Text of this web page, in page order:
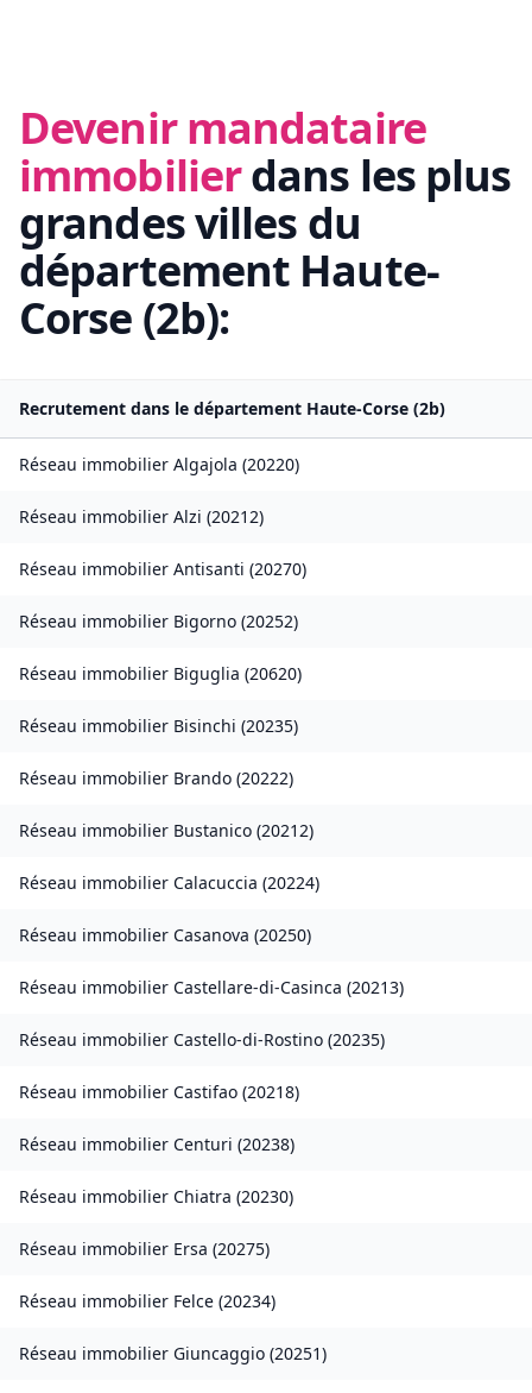
Devenir mandataire
immobilierdans les plus
grandes villes du
département Haute-
Corse (2b):
Recrutement dans le département Haute-Corse (2b)
Réseau immobilier Algajola (20220)
Réseau immobilier Alzi (20212)
Réseau immobilier Antisanti (20270)
Réseau immobilier Bigorno (20252)
Réseau immobilier Biguglia (20620)
Réseau immobilier Bisinchi (20235)
Réseau immobilier Brando (20222)
Réseau immobilier Bustanico (20212)
Réseau immobilier Calacuccia (20224)
Réseau immobilier Casanova (20250)
Réseau immobilier Castellare-di-Casinca (20213)
Réseau immobilier Castello-di-Rostino (20235)
Réseau immobilier Castifao (20218)
Réseau immobilier Centuri (20238)
Réseau immobilier Chiatra (20230)
Réseau immobilier Ersa (20275)
Réseau immobilier Felce (20234)
Réseau immobilier Giuncaggio (20251)